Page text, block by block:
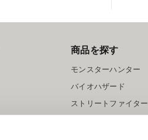
商品を探す
モンスターハンター
バイオハザード
ストリートファイター